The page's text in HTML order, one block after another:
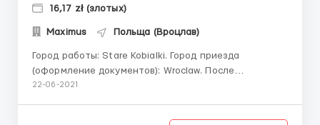
16,17 zł (злотых)
Maximus Польща (Вроцлав)
Город работы: Stare Kobialki. Город приезда
(оформление документов): Wroclaw. После
оформления всех документов отвозим до места
22-06-2021